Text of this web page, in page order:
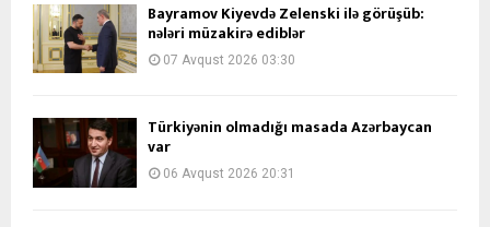
Bayramov Kiyevdə Zelenski ilə görüşüb:
nələri müzakirə ediblər
07 Avqust 2026 03:30
Türkiyənin olmadığı masada Azərbaycan
var
06 Avqust 2026 20:31